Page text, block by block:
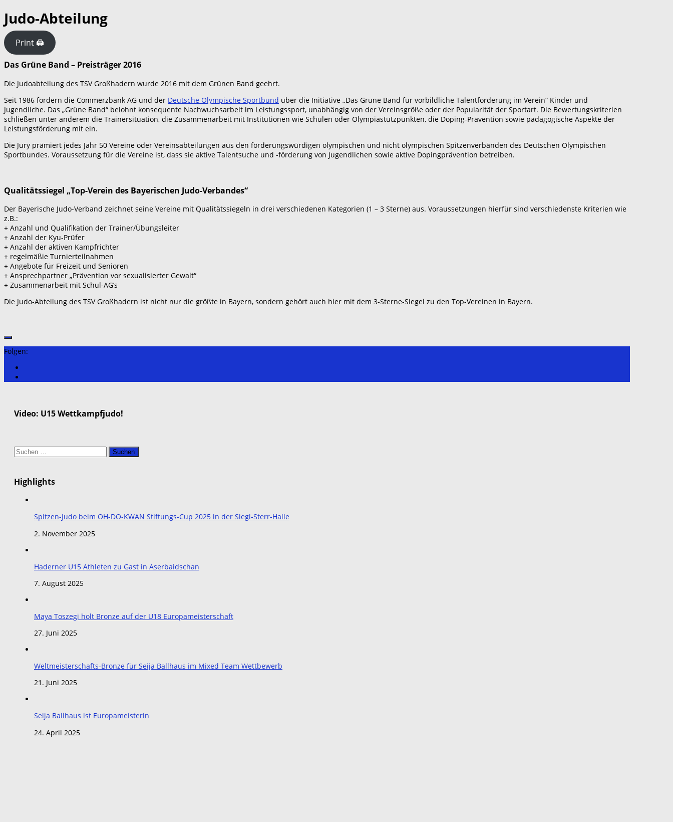
Judo-Abteilung
Print 🖨
Das Grüne Band – Preisträger 2016
Die Judoabteilung des TSV Großhadern wurde 2016 mit dem Grünen Band geehrt.
Seit 1986 fördern die Commerzbank AG und der Deutsche Olympische Sportbund über die Initiative „Das Grüne Band für vorbildliche Talentförderung im Verein“ Kinder und
Jugendliche. Das „Grüne Band“ belohnt konsequente Nachwuchsarbeit im Leistungssport, unabhängig von der Vereinsgröße oder der Popularität der Sportart. Die Bewertungskriterien
schließen unter anderem die Trainersituation, die Zusammenarbeit mit Institutionen wie Schulen oder Olympiastützpunkten, die Doping-Prävention sowie pädagogische Aspekte der
Leistungsförderung mit ein.
Die Jury prämiert jedes Jahr 50 Vereine oder Vereinsabteilungen aus den förderungswürdigen olympischen und nicht olympischen Spitzenverbänden des Deutschen Olympischen
Sportbundes. Voraussetzung für die Vereine ist, dass sie aktive Talentsuche und -förderung von Jugendlichen sowie aktive Dopingprävention betreiben.
Qualitätssiegel „Top-Verein des Bayerischen Judo-Verbandes“
Der Bayerische Judo-Verband zeichnet seine Vereine mit Qualitätssiegeln in drei verschiedenen Kategorien (1 – 3 Sterne) aus. Voraussetzungen hierfür sind verschiedenste Kriterien wie
z.B.:
+ Anzahl und Qualifikation der Trainer/Übungsleiter
+ Anzahl der Kyu-Prüfer
+ Anzahl der aktiven Kampfrichter
+ regelmäßie Turnierteilnahmen
+ Angebote für Freizeit und Senioren
+ Ansprechpartner „Prävention vor sexualisierter Gewalt“
+ Zusammenarbeit mit Schul-AG’s
Die Judo-Abteilung des TSV Großhadern ist nicht nur die größte in Bayern, sondern gehört auch hier mit dem 3-Sterne-Siegel zu den Top-Vereinen in Bayern.
Folgen:
Video: U15 Wettkampfjudo!
Suchen
Highlights
Spitzen-Judo beim OH-DO-KWAN Stiftungs-Cup 2025 in der Siegi-Sterr-Halle
2. November 2025
Haderner U15 Athleten zu Gast in Aserbaidschan
7. August 2025
Maya Toszegi holt Bronze auf der U18 Europameisterschaft
27. Juni 2025
Weltmeisterschafts-Bronze für Seija Ballhaus im Mixed Team Wettbewerb
21. Juni 2025
Seija Ballhaus ist Europameisterin
24. April 2025